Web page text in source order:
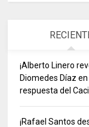
¡Alberto Linero
Diomedes Díaz
respuesta del
¡Rafael Santos